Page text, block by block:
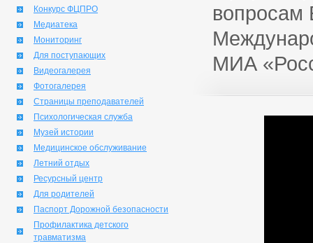
Конкурс ФЦПРО
Медиатека
Мониторинг
Для поступающих
Видеогалерея
Фотогалерея
Страницы преподавателей
Психологическая служба
Музей истории
Медицинское обслуживание
Летний отдых
Ресурсный центр
Для родителей
Паспорт Дорожной безопасности
Профилактика детского
травматизма
вопросам
МИА